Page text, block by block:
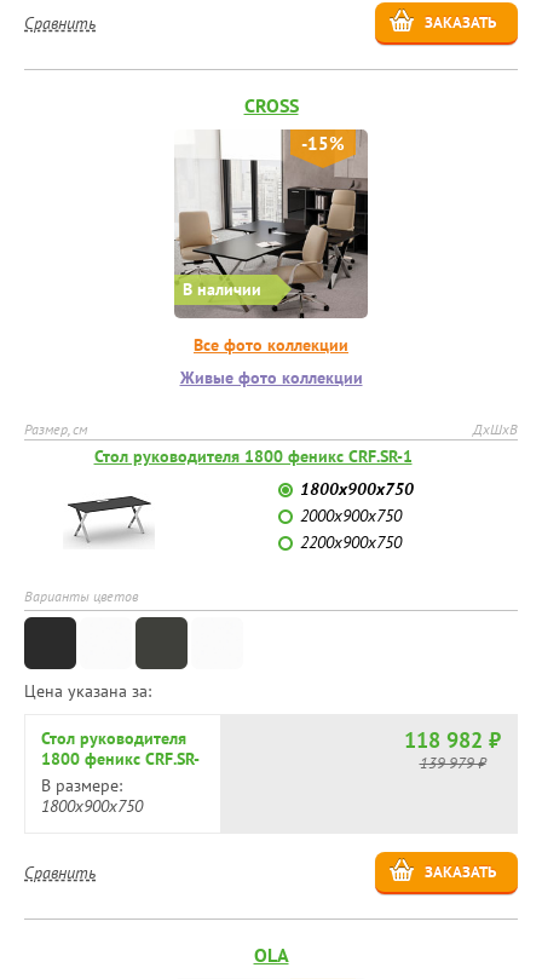
ЗАКАЗАТЬ
Сравнить
CROSS
В наличии
-15%
Все фото коллекции
Живые фото коллекции
Размер, см ДхШхВ
Стол руководителя 1800 феникс CRF.SR-1
1800х900х750
2000х900х750
2200х900х750
Варианты цветов
Цена указана за:
Стол руководителя
1800 феникс CRF.SR-
1
В размере:
1800х900х750
118 982 ₽
139 979 ₽
ЗАКАЗАТЬ
Сравнить
OLA